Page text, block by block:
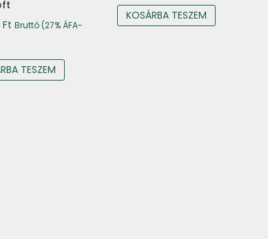
Ft Bruttó (27% ÁFA-
TESZEM
KOSÁRBA TESZEM